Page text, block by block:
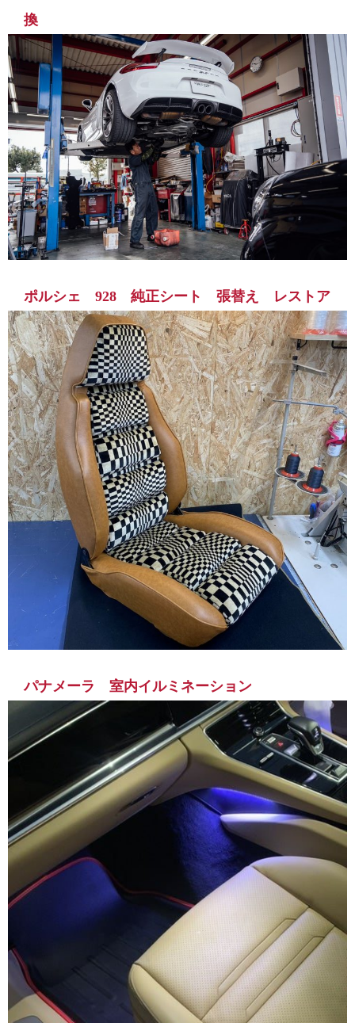
換
ポルシェ 928 純正シート 張替え レストア
パナメーラ 室内イルミネーション